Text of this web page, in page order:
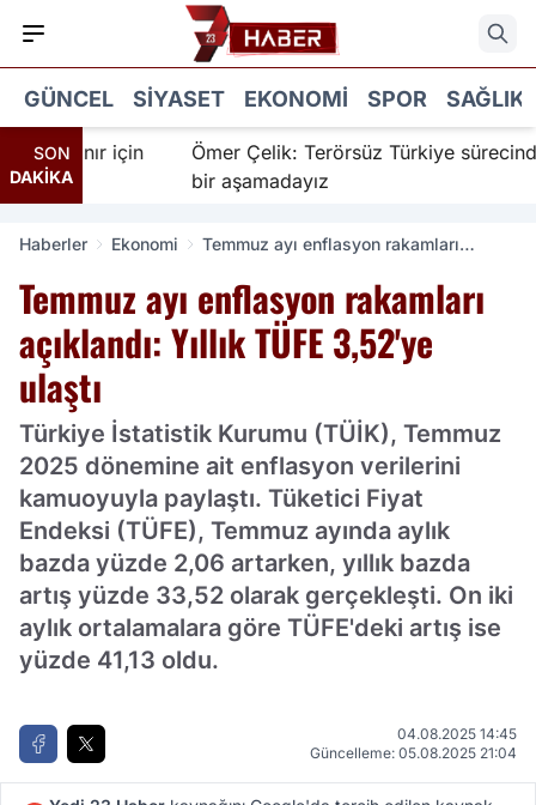
GÜNCEL SIYASET EKONOMI SPOR SAĞLIK
SON
DAKİKA
İnanır için
Ömer Çelik: Terörsüz Türkiye sürecinde
bir aşamadayız
Haberler Ekonomi
Temmuz ayı enflasyon rakamları
Temmuz ayı enflasyon rakamları
açıklandı: Yıllık TÜFE 3,52'ye
ulaştı
Türkiye İstatistik Kurumu (TÜİK), Temmuz
2025 dönemine ait enflasyon verilerini
kamuoyuyla paylaştı. Tüketici Fiyat
Endeksi (TÜFE), Temmuz ayında aylık
bazda yüzde 2,06 artarken, yıllık bazda
artış yüzde 33,52 olarak gerçekleşti. On iki
aylık ortalamalara göre TÜFE'deki artış ise
yüzde 41,13 oldu.
04.08.2025 14:45
Güncelleme: 05.08.2025 21:04